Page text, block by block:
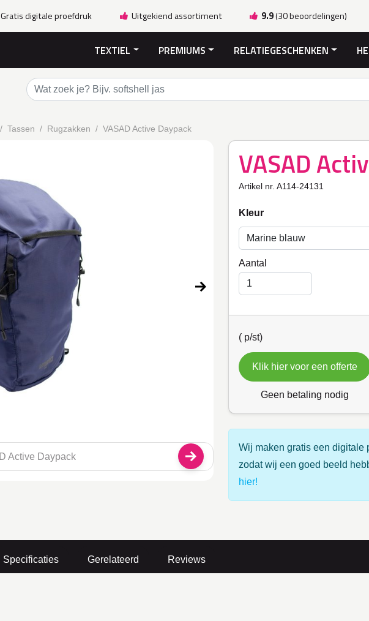
Gratis digitale proefdruk Uitgekiend assortiment 9.9(30 beoordelingen)
TEXTIEL PREMIUMS RELATIEGESCHENKEN
Tassen Rugzakken VASAD Active Daypack
VASAD
Artikel nr. A114-24131
Kleur
Aantal
( p/st)
Klik hier voor een offerte
Geen betaling nodig
Wij maken gratis een digitale
zodat wij een goed beeld
hier!
Specificaties Gerelateerd Reviews